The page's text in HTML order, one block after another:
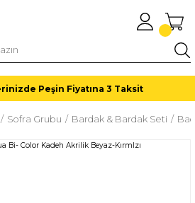
Peşin Fiyatına 3 Taksit
Sofra Grubu Bardak & Bardak Seti